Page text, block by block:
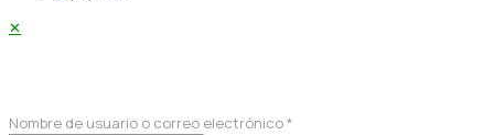
✕
Nombre de usuario o correo electrónico*